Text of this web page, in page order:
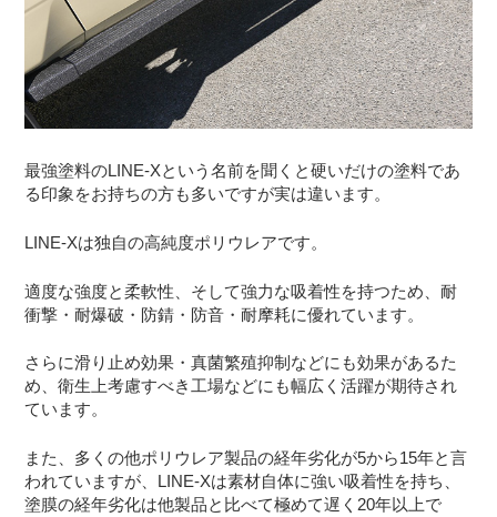
最強塗料のLINE-Xという名前を聞くと硬いだけの塗料であ
る印象をお持ちの方も多いですが実は違います。
LINE-Xは独自の高純度ポリウレアです。
適度な強度と柔軟性、そして強力な吸着性を持つため、耐
衝撃・耐爆破・防錆・防音・耐摩耗に優れています。
さらに滑り止め効果・真菌繁殖抑制などにも効果があるた
め、衛生上考慮すべき工場などにも幅広く活躍が期待され
ています。
また、多くの他ポリウレア製品の経年劣化が5から15年と言
われていますが、LINE-Xは素材自体に強い吸着性を持ち、
塗膜の経年劣化は他製品と比べて極めて遅く20年以上で